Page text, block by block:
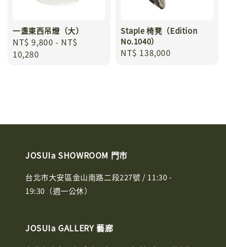
一盞東西吊燈（大）
Regular
price
NT$ 9,800 - NT$
10,280
Staple 椅凳（Edition
No.1040）
Regular
NT$ 138,000
JOSUIa SHOWROOM 門市
台北市大安區金山南路二段227號 / 11:30 -
19:30（週一公休）
JOSUIa GALLERY 藝廊